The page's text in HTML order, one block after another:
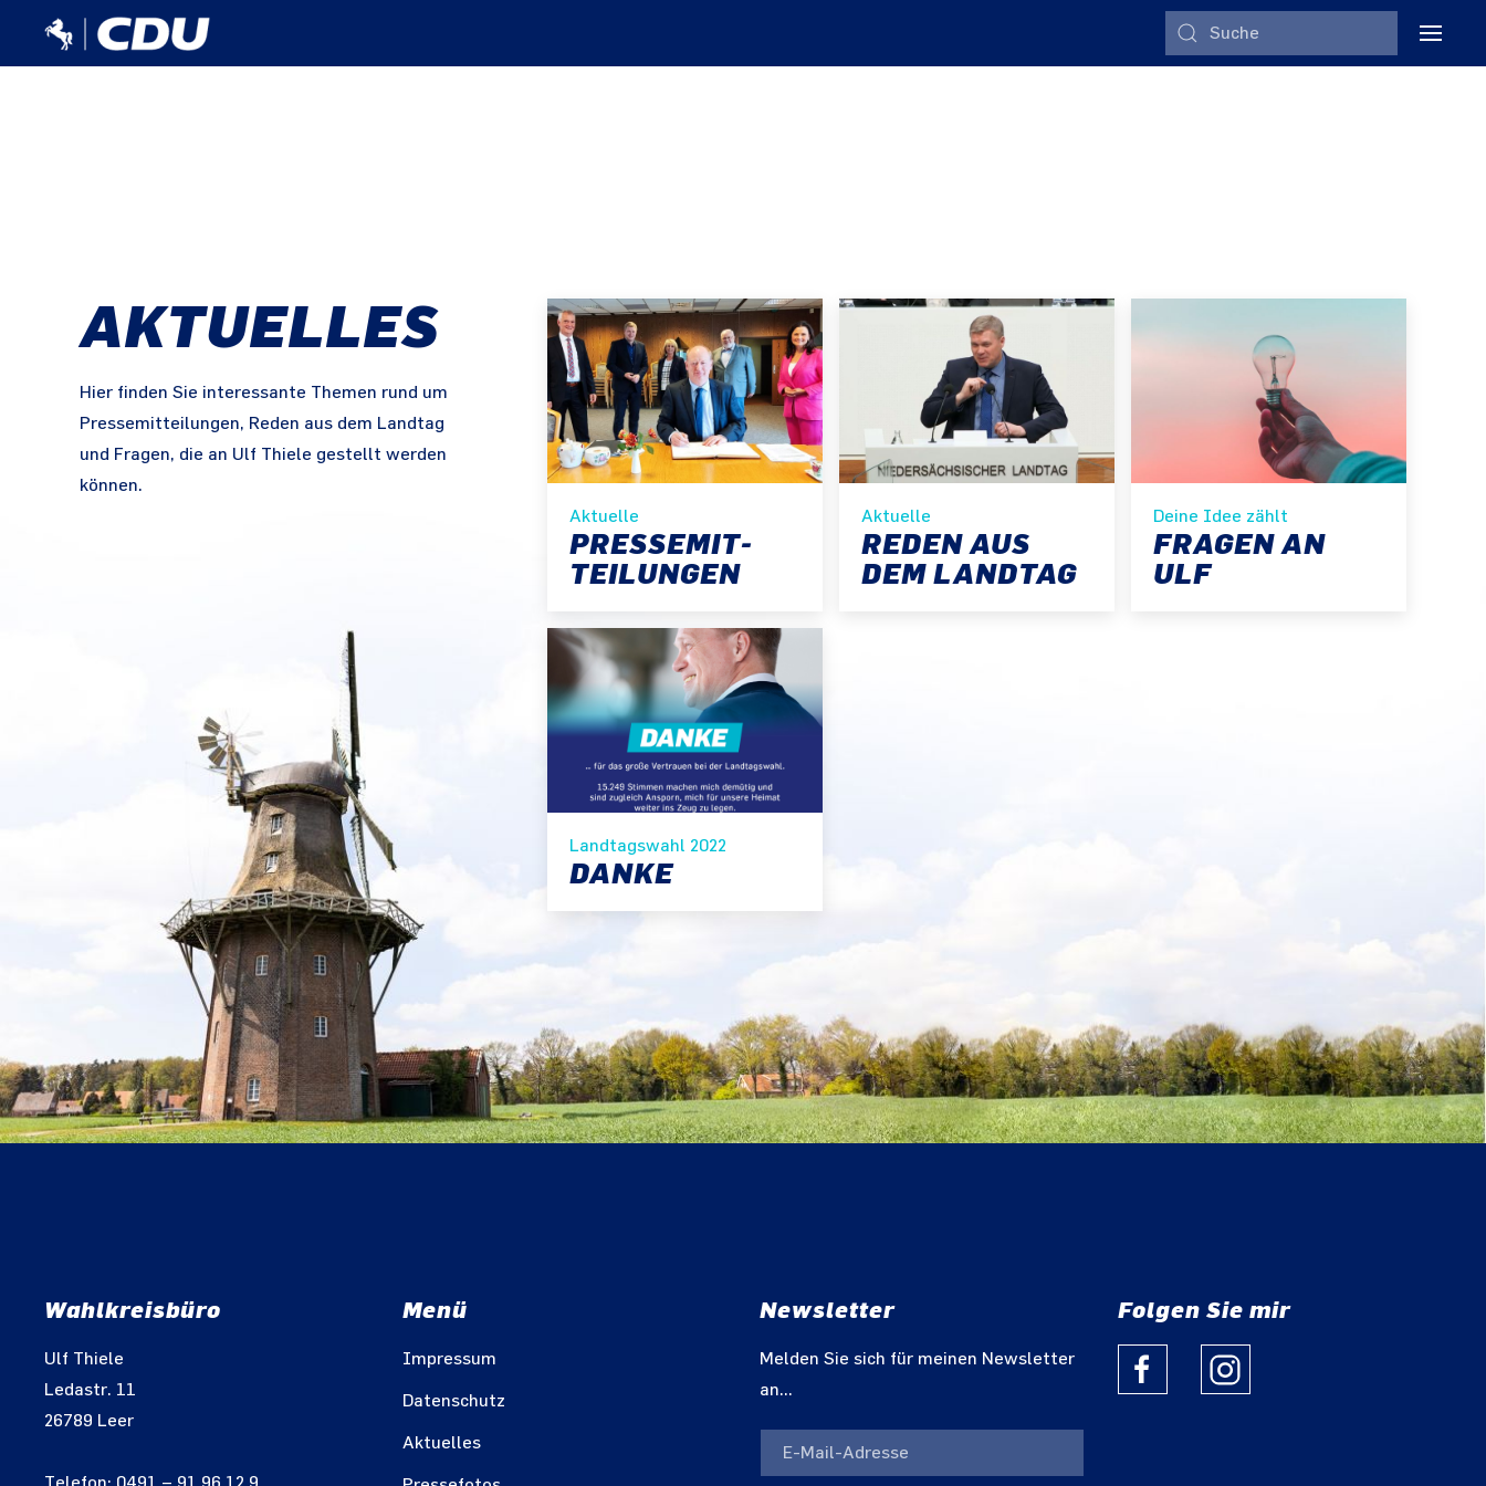
AKTUELLES
Hier finden Sie interessante Themen rund um
Pressemitteilungen, Reden aus dem Landtag
und Fragen, die an Ulf Thiele gestellt werden
können.
Aktuelle
PRESSE­MIT­
TEIL­UNGEN
Aktuelle
REDEN AUS
DEM LANDTAG
Deine Idee zählt
FRAGEN AN
ULF
Landtagswahl 2022
DANKE
Wahlkreisbüro
Ulf Thiele
Ledastr. 11
26789 Leer
Menü
Impressum
Datenschutz
Aktuelles
Newsletter
Melden Sie sich für meinen Newsletter
an...
Folgen Sie mir